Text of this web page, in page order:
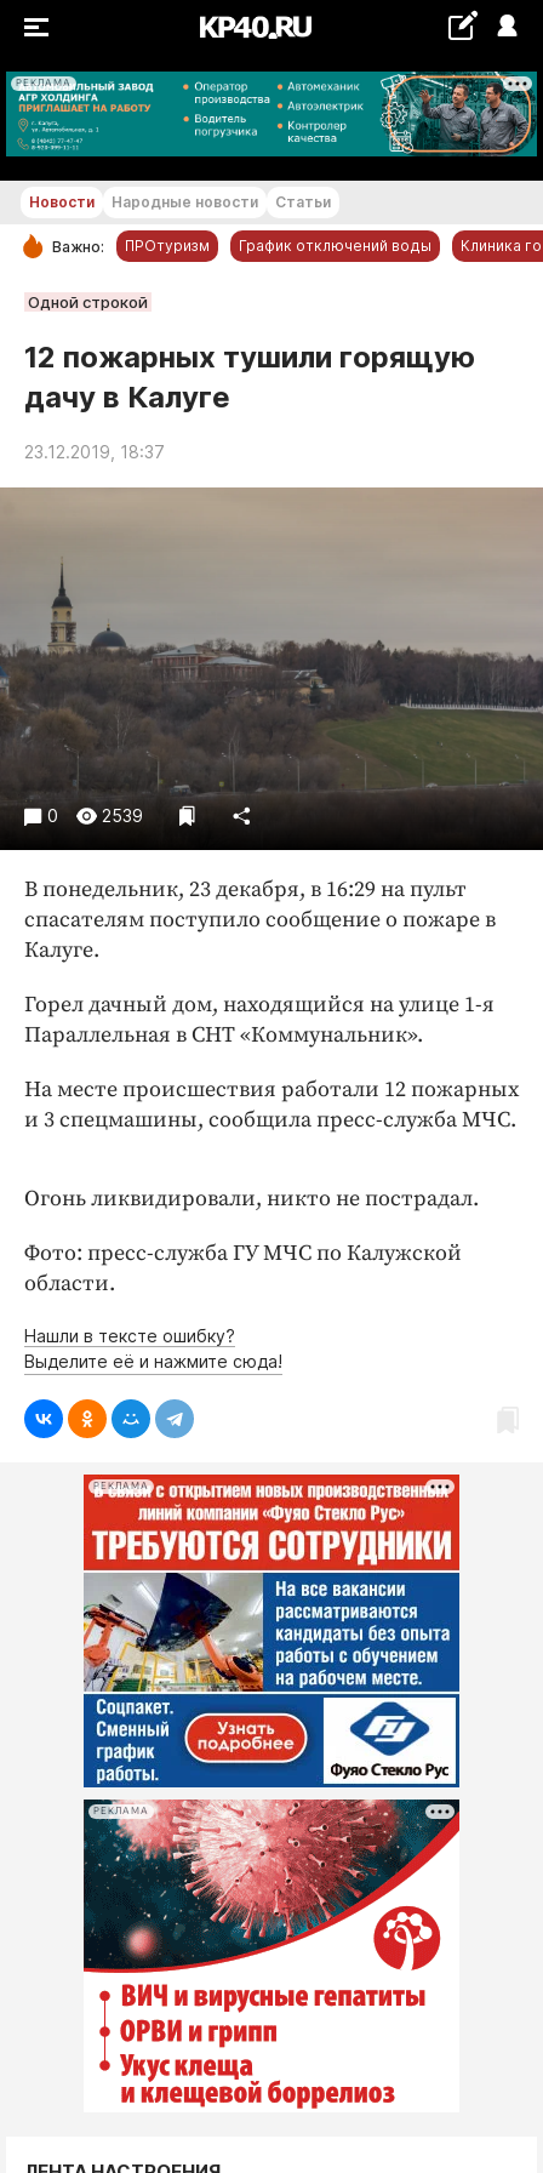
РЕКЛАМА
+29...+30 °С
РУБРИКИ
Новости компаний
Статьи
Народные новости
Авто и транспорт
Недвижимость и ЖКХ
Образование
Общество
Погода
Праздники
Происшествия
Спорт
Экономика и бизнес
ПРОЕКТЫ
Издания
Интересное чтиво
Клиника года
Работодатель года
Новости Народные новости Статьи
Важно: ПРОтуризм График отключений воды Клиника
Одной строкой
12 пожарных тушили горящую
дачу в Калуге
23.12.2019, 18:37
0 2539
В понедельник, 23 декабря, в 16:29 на пульт
спасателям поступило сообщение о пожаре в
Калуге.
Горел дачный дом, находящийся на улице 1-я
Параллельная в СНТ «Коммунальник».
На месте происшествия работали 12 пожарных
и 3 спецмашины, сообщила пресс-служба МЧС.
Огонь ликвидировали, никто не пострадал.
Фото: пресс-служба ГУ МЧС по Калужской
области.
Нашли в тексте ошибку?
Выделите её и нажмите сюда!
РЕКЛАМА
РЕКЛАМА